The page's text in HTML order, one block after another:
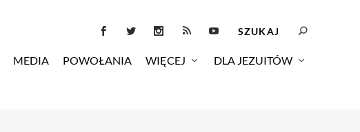
MEDIA POWOŁANIA WIĘCEJ DLA JEZUITÓW